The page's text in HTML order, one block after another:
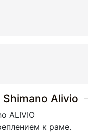
Shimano Alivio
ALIVIO
к раме.